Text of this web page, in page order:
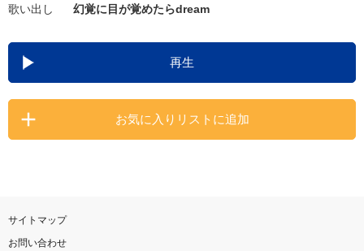
DAMの新曲・ランキングなど
カラオケ最新情報をチェック！
歌い出し
幻覚に目が覚めたらdream
再生
お気に入りリストに追加
サイトマップ
お問い合わせ